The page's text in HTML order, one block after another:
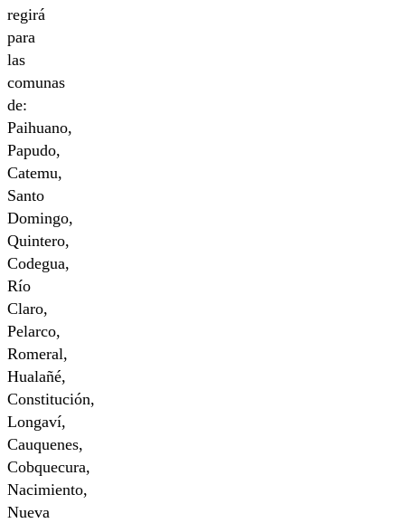
regirá
para
las
comunas
de:
Paihuano,
Papudo,
Catemu,
Santo
Domingo,
Quintero,
Codegua,
Río
Claro,
Pelarco,
Romeral,
Hualañé,
Constitución,
Longaví,
Cauquenes,
Cobquecura,
Nacimiento,
Nueva